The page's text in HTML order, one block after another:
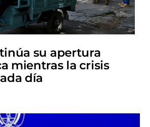
su apertura
mientras la crisis
día